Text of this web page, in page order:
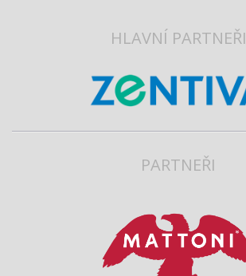
HLAVNÍ PARTNEŘI
PARTNEŘI